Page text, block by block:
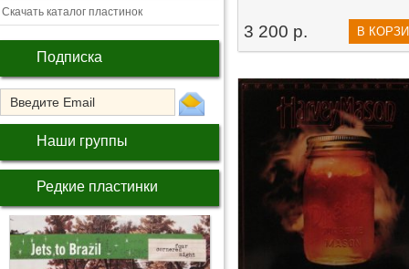
Скачать каталог пластинок
Подписка
Наши группы
Редкие пластинки
3 200 р. В